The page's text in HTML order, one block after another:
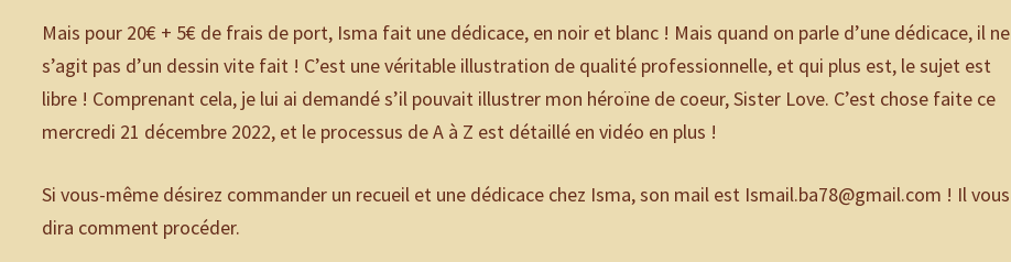
Mais pour 20€ + 5€ de frais de port, Isma fait une dédicace, en noir et blanc ! Mais quand on parle d’une dédicace, il ne
s’agit pas d’un dessin vite fait ! C’est une véritable illustration de qualité professionnelle, et qui plus est, le sujet est
libre ! Comprenant cela, je lui ai demandé s’il pouvait illustrer mon héroïne de coeur, Sister Love. C’est chose faite ce
mercredi 21 décembre 2022, et le processus de A à Z est détaillé en vidéo en plus !
Si vous-même désirez commander un recueil et une dédicace chez Isma, son mail est Ismail.ba78@gmail.com ! Il vous
dira comment procéder.